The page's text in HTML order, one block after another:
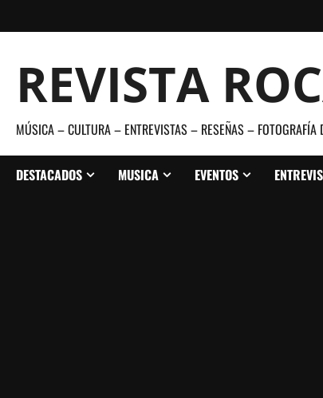
al
REVISTA
MÚSICA – CULTURA – ENTREVISTAS – RESEÑAS –
DESTACADOS MUSICA EVENTOS